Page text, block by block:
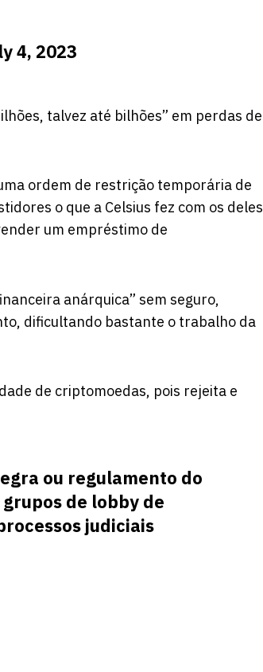
4, 2023
talvez até bilhões” em perdas de
ordem de restrição temporária de
o que a Celsius fez com os deles
um empréstimo de
anárquica” sem seguro,
dificultando bastante o trabalho da
de criptomoedas, pois rejeita e
ou regulamento do
de lobby de
judiciais